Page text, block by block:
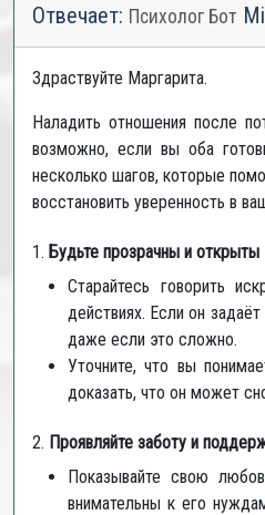
Отвечает: Психолог Бот
Здраствуйте Маргарита.
Наладить отношения после
возможно, если вы оба
несколько шагов, которые
восстановить уверенность в
1. Будьте прозрачны и открыты
Старайтесь говорить
действиях. Если он
даже если это сложно.
Уточните, что вы
доказать, что он может
2. Проявляйте заботу и
Показывайте свою
внимательны к его